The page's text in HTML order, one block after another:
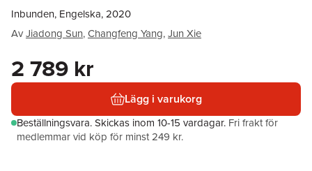
Inbunden, Engelska, 2020
AvJiadong Sun,Changfeng Yang,Jun Xie
2 789 kr
Lägg i varukorg
Beställningsvara.Skickas inom 10-15 vardagar. Fri frakt för
medlemmar vid köp för minst 249 kr.